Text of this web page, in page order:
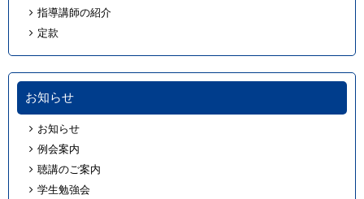
指導講師の紹介
定款
お知らせ
お知らせ
例会案内
聴講のご案内
学生勉強会